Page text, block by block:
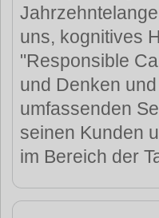
uns, kognitives
"Responsible
und Denken
umfassenden
seinen Kunden
im Bereich der